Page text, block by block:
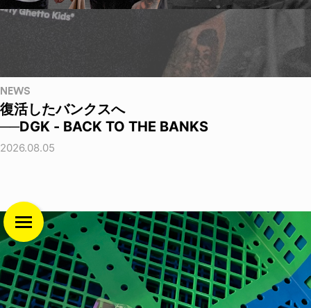
NEWS
復活したバンクスへ
──DGK - BACK TO THE BANKS
2026.08.05